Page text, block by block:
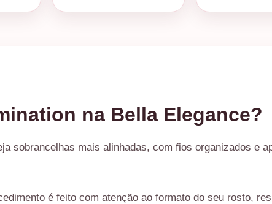
na Bella Elegance?
sobrancelhas mais alinhadas, com fios organizados e
é feito com atenção ao formato do seu rosto,